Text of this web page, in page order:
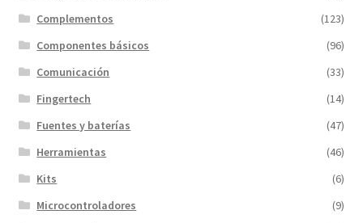
Complementos
(123)
Componentes básicos
(96)
Comunicación
(33)
Fingertech
(14)
Fuentes y baterías
(47)
Herramientas
(46)
Kits
(6)
Microcontroladores
(9)